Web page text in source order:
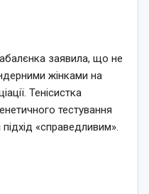
заявила, що не
жінками на
Тенісистка
тестування
«справедливим».